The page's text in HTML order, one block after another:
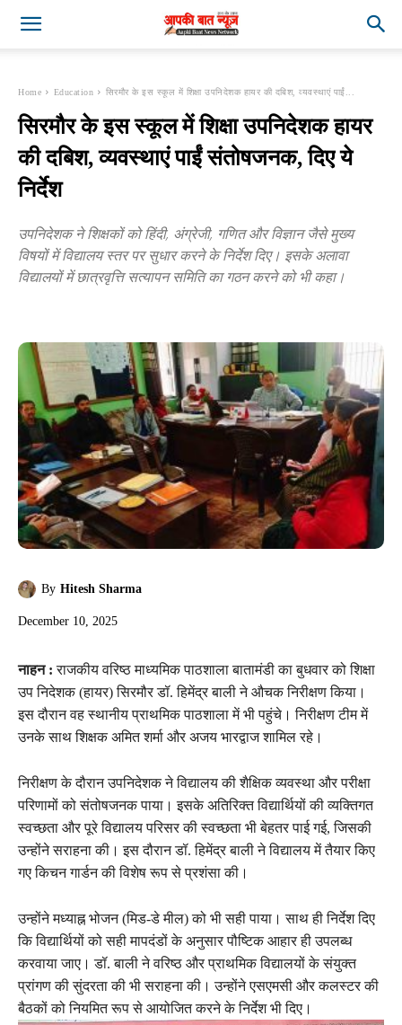
Home Education सिरमौर के इस स्कूल में शिक्षा उपनिदेशक हायर की दबिश, व्यवस्थाएं पाईं...
सिरमौर के इस स्कूल में शिक्षा उपनिदेशक हायर
की दबिश, व्यवस्थाएं पाईं संतोषजनक, दिए ये
निर्देश
उपनिदेशक ने शिक्षकों को हिंदी, अंग्रेजी, गणित और विज्ञान जैसे मुख्य
विषयों में विद्यालय स्तर पर सुधार करने के निर्देश दिए। इसके अलावा
विद्यालयों में छात्रवृत्ति सत्यापन समिति का गठन करने को भी कहा।
By Hitesh Sharma
December 10, 2025
नाहन : राजकीय वरिष्ठ माध्यमिक पाठशाला बातामंडी का बुधवार को शिक्षा
उप निदेशक (हायर) सिरमौर डॉ. हिमेंद्र बाली ने औचक निरीक्षण किया।
इस दौरान वह स्थानीय प्राथमिक पाठशाला में भी पहुंचे। निरीक्षण टीम में
उनके साथ शिक्षक अमित शर्मा और अजय भारद्वाज शामिल रहे।
निरीक्षण के दौरान उपनिदेशक ने विद्यालय की शैक्षिक व्यवस्था और परीक्षा
परिणामों को संतोषजनक पाया। इसके अतिरिक्त विद्यार्थियों की व्यक्तिगत
स्वच्छता और पूरे विद्यालय परिसर की स्वच्छता भी बेहतर पाई गई, जिसकी
उन्होंने सराहना की। इस दौरान डॉ. हिमेंद्र बाली ने विद्यालय में तैयार किए
गए किचन गार्डन की विशेष रूप से प्रशंसा की।
उन्होंने मध्याह्न भोजन (मिड-डे मील) को भी सही पाया। साथ ही निर्देश दिए
कि विद्यार्थियों को सही मापदंडों के अनुसार पौष्टिक आहार ही उपलब्ध
करवाया जाए। डॉ. बाली ने वरिष्ठ और प्राथमिक विद्यालयों के संयुक्त
प्रांगण की सुंदरता की भी सराहना की। उन्होंने एसएमसी और कलस्टर की
बैठकों को नियमित रूप से आयोजित करने के निर्देश भी दिए।